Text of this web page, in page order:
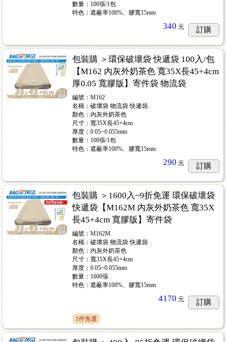
數量：100張/1包
特色：遮蔽率100%、膠寬15mm
340 元 訂購
包裝購 ＞環保破壞袋 快遞袋 100入/包
【M162 內灰外奶茶色 寬35X長45+4cm
厚0.05 寬膠版】寄件袋 物流袋
編號：M162
名稱：破壞袋 物流袋 快遞袋
顏色：內灰外奶茶色
尺寸：寬35X長45+4cm
厚度：0.05~0.055mm
數量：100張/1包
特色：遮蔽率100%、膠寬15mm
290 元 訂購
包裝購 ＞1600入~9折免運 環保破壞袋
快遞袋【M162M 內灰外奶茶色 寬35X
長45+4cm 寬膠版】寄件袋
編號：M162M
名稱：破壞袋 物流袋 快遞袋
顏色：內灰外奶茶色
尺寸：寬35X長45+4cm
厚度：0.05~0.055mm
數量：1600張
特色：遮蔽率100%、膠寬15mm
4170 元 訂購
1件免運